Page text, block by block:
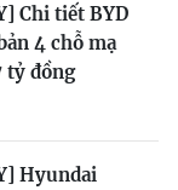
Chi tiết BYD
4 chỗ mạ
tỷ đồng
Hyundai